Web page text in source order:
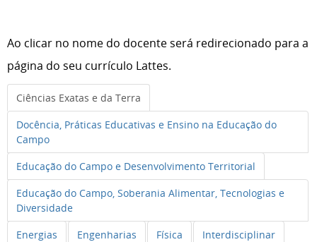
Ao clicar no nome do docente será redirecionado para a
página do seu currículo Lattes.
Ciências Exatas e da Terra
Docência, Práticas Educativas e Ensino na Educação do
Campo
Educação do Campo e Desenvolvimento Territorial
Educação do Campo, Soberania Alimentar, Tecnologias e
Diversidade
Energias
Engenharias Física Interdisciplinar